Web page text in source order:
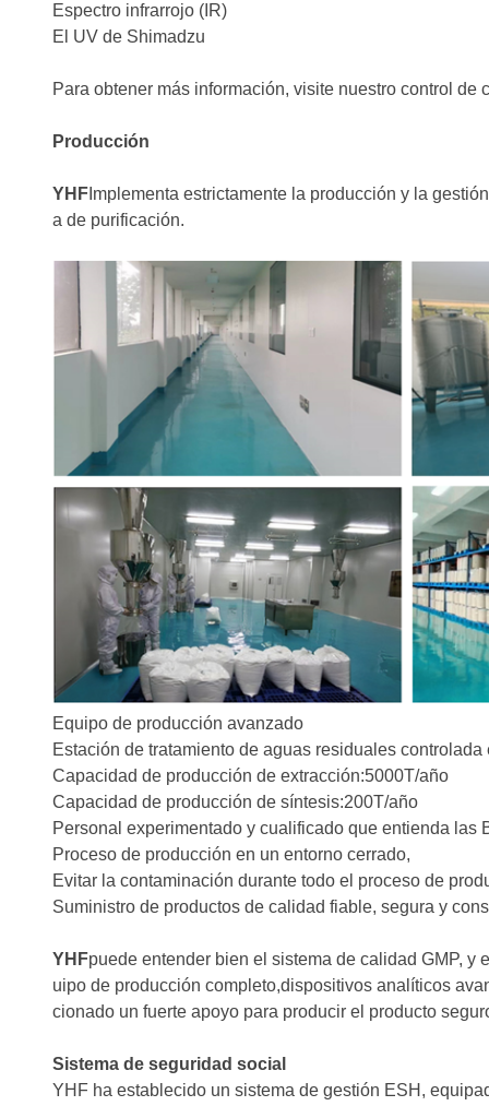
Espectro infrarrojo (IR)
El UV de Shimadzu
Para obtener más información, visite nuestro control de
Producción
YHF Implementa estrictamente la producción y la
a de purificación.
Equipo de producción avanzado
Estación de tratamiento de aguas residuales controlada
Capacidad de producción de extracción:5000T/año
Capacidad de producción de síntesis:200T/año
Personal experimentado y cualificado que entienda las
Proceso de producción en un entorno cerrado,
Evitar la contaminación durante todo el proceso de
Suministro de productos de calidad fiable, segura y
YHFpuede entender bien el sistema de calidad GMP, y
uipo de producción completo,dispositivos analíticos
cionado un fuerte apoyo para producir el producto
Sistema de seguridad social
YHF ha establecido un sistema de gestión ESH,